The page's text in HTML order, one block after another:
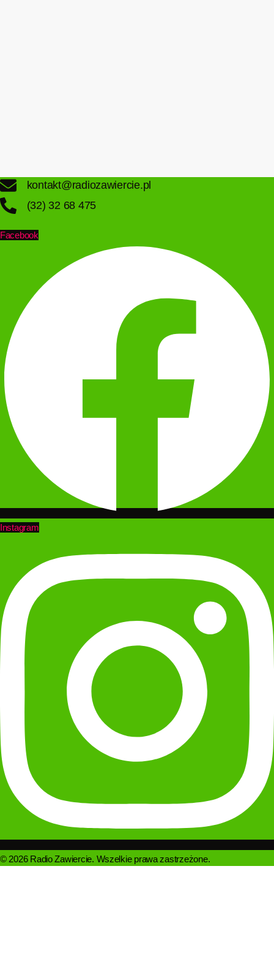
kontakt@radiozawiercie.pl
(32) 32 68 475
Facebook
Instagram
© 2026 Radio Zawiercie. Wszelkie prawa zastrzeżone.